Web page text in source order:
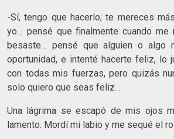
-Sí, tengo que hacerlo; te mereces
yo… pensé que finalmente cuando me
besaste… pensé que alguien o algo
oportunidad, e intenté hacerte feliz, lo
con todas mis fuerzas, pero quizás
solo quiero que seas feliz…
Una lágrima se escapó de mis ojos
lamento. Mordí mi labio y me sequé el